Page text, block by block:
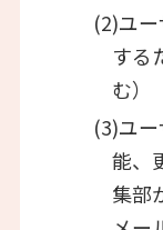
(2)ユ
する
む）
(3)ユ
能、
集部